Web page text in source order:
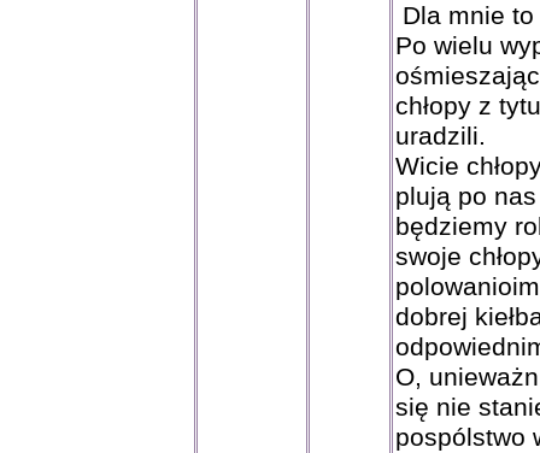
Dla mnie
Po wielu
chłopy z
uradzili.
Wicie
plują po
będziemy
swoje
dobrej
O,
się nie
pospólstwo